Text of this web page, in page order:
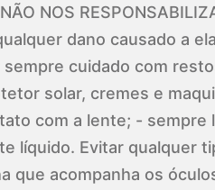
NOS
dano causado a
sempre cuidado com
solar, cremes e
com a lente; - sempre
líquido. Evitar qualquer
que acompanha os